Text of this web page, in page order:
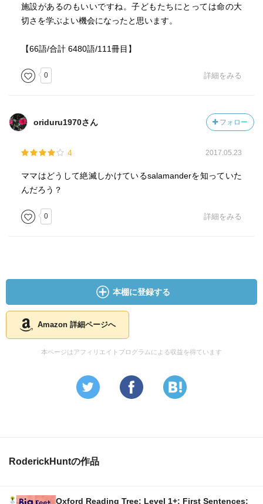
施設があるのもいいですね。子どもたちにとっては命の大
切さを学ぶよい機会になったと思います。
【66語/合計 6480語/111冊目】
0 詳細をみる
oriduru1970さん フォロー
4 2017.05.23
ママはどうして絶滅しかけているsalamanderを知っていた
んだろう？
0 詳細をみる
本棚に登録する
Amazon 詳細ページへ
本ページはアフィリエイトプログラムによる収益を得ています
RoderickHuntの作品
Oxford Reading Tree: Level 1+: First Sentences: